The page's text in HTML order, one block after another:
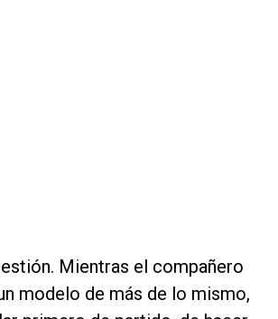
Mientras el compañero
modelo de más de lo mismo,